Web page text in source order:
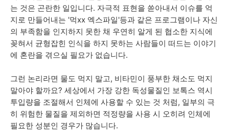
는 것은 곤란한 일입니다. 자극적 표현을 쏟아내서 이슈를 억
지로 만들어내는 '먹xx 엑스파일'등과 같은 프로그램이나 자신
의 부족함을 인지하지 못한 채 우연히 알게 된 협소한 지식에
꽂혀서 균형잡힌 인식을 하지 못하는 사람들이 떠드는 이야기
에 혼란을 겪으실 필요가 없습니다.
그런 논리라면 물도 먹지 말고, 비타민이 풍부한 채소도 먹지
말아야 할까요? 세상에서 가장 강한 독성물질인 보톡스 역시
투입량을 조절해서 인체에 사용할 수 있는 것 처럼, 일부의 극
히 위험한 물질을 제외하면 적정량을 사용 시 오히려 인체에
필요한 성분인 경우가 많습니다.